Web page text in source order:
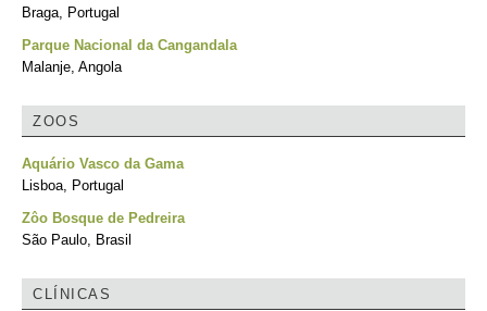
Braga, Portugal
Parque Nacional da Cangandala
Malanje, Angola
ZOOS
Aquário Vasco da Gama
Lisboa, Portugal
Zôo Bosque de Pedreira
São Paulo, Brasil
CLÍNICAS